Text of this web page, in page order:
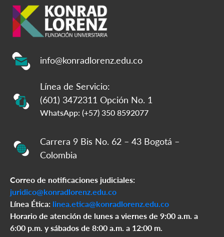
info@konradlorenz.edu.co
Línea de Servicio:
(601) 3472311 Opción No. 1
WhatsApp: (+57) 350 8592077
Carrera 9 Bis No. 62 – 43 Bogotá –
Colombia
Correo de notificaciones judiciales:
juridico@konradlorenz.edu.co
Línea Ética: linea.etica@konradlorenz.edu.co
Horario de atención de lunes a viernes de 9:00 a.m. a
6:00 p.m. y sábados de 8:00 a.m. a 12:00 m.